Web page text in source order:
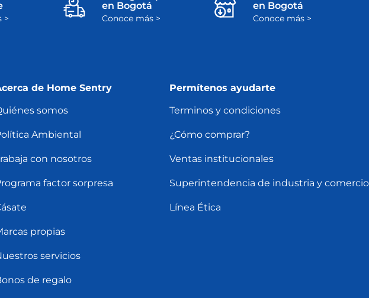
>
en Bogotá
Conoce más >
en Bogotá
Conoce más >
de Home Sentry
somos
Ambiental
con nosotros
factor sorpresa
propias
servicios
de regalo
Permítenos ayudarte
Terminos y condiciones
¿Cómo comprar?
Ventas institucionales
Superintendencia de industria y comercio
Línea Ética